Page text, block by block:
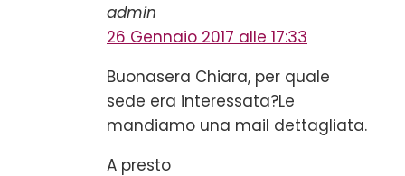
admin
26 Gennaio 2017 alle 17:33
Buonasera Chiara, per quale
sede era interessata?Le
mandiamo una mail dettagliata.
A presto